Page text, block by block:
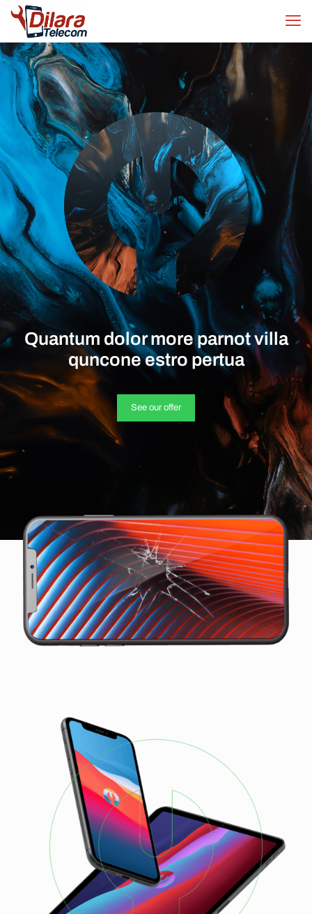
Quantum dolor more parnot villa
quncone estro pertua
See our offer